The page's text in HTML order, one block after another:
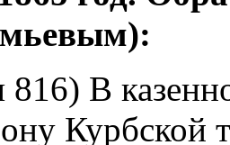
В
Курбской